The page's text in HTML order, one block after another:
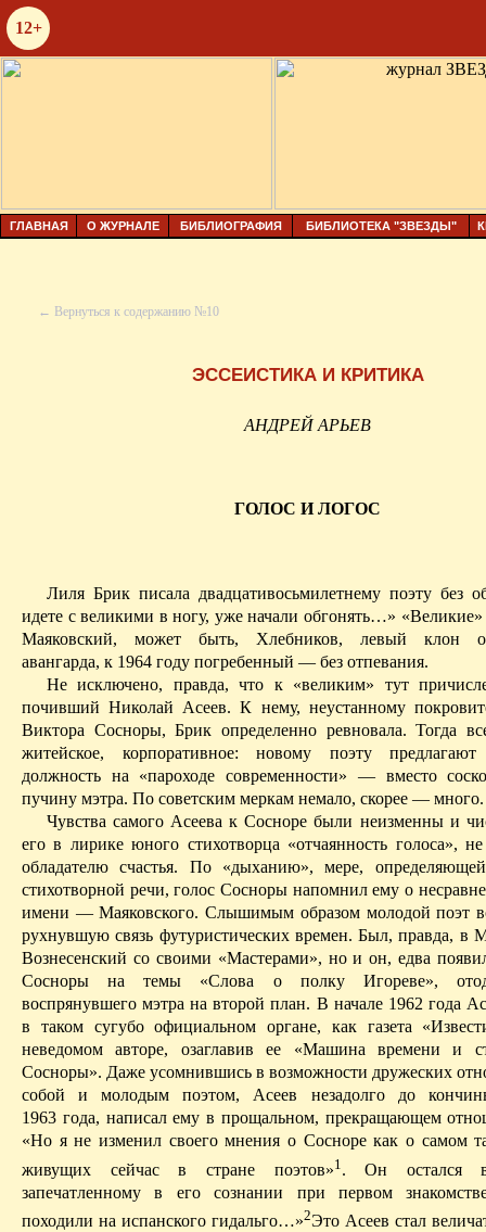
12+
ГЛАВНАЯ О ЖУРНАЛЕ БИБЛИОГРАФИЯ БИБЛИОТЕКА "ЗВЕЗДЫ"
← Вернуться к содержанию №10
ЭССЕИСТИКА И КРИТИКА
АНДРЕЙ АРЬЕВ
ГОЛОС И ЛОГОС
Лиля Брик писала двадцативосьмилетнему поэту без
идете с великими в ногу, уже начали обгонять…»
Маяковский, может быть, Хлебников, левый клон
авангарда, к 1964 году погребенный — без отпевания.
Не исключено, правда, что к «великим» тут
почивший Николай Асеев. К нему, неустанному
Виктора Сосноры, Брик определенно ревновала. Тогда
житейское, корпоративное: новому поэту предлагают
должность на «пароходе современности» — вместо
пучину мэтра. По советским меркам немало, скорее — много.
Чувства самого Асеева к Сосноре были неизменны и
его в лирике юного стихотворца «отчаянность голоса»,
обладателю счастья. По «дыханию», мере,
стихотворной речи, голос Сосноры напомнил ему о
имени — Маяковского. Слышимым образом молодой поэт
рухнувшую связь футуристических времен. Был, правда, в
Вознесенский со своими «Мастерами», но и он, едва
Сосноры на темы «Слова о полку Игореве»,
воспрянувшего мэтра на второй план. В начале 1962 года
в таком сугубо официальном органе, как газета
неведомом авторе, озаглавив ее «Машина времени и
Сосноры». Даже усомнившись в возможности дружеских
собой и молодым поэтом, Асеев незадолго до
1963 года, написал ему в прощальном, прекращающем
«Но я не изменил своего мнения о Сосноре как о самом
живущих сейчас в стране поэтов»1 . Он остался
запечатленному в его сознании при первом
походили на испанского гидальго…»2Это Асеев стал